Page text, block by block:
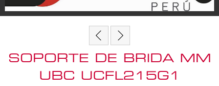
SOPORTE DE BRIDA MM
UBC UCFL215G1